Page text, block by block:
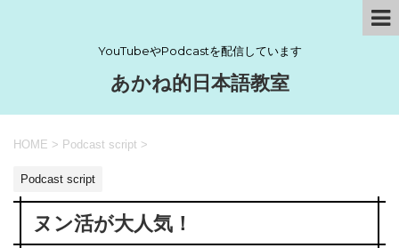
YouTubeやPodcastを配信しています
あかね的日本語教室
HOME > Podcast script >
Podcast script
ヌン活が大人気！